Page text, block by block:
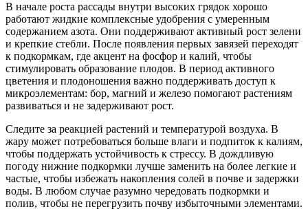
В начале роста рассады внутри высоких грядок хорошо
работают жидкие комплексные удобрения с умеренным
содержанием азота. Они поддерживают активный рост зелени
и крепкие стебли. После появления первых завязей переходят
к подкормкам, где акцент на фосфор и калий, чтобы
стимулировать образование плодов. В период активного
цветения и плодоношения важно поддерживать доступ к
микроэлементам: бор, магний и железо помогают растениям
развиваться и не задерживают рост.
Следите за реакцией растений и температурой воздуха. В
жару может потребоваться больше влаги и подпиток к калиям,
чтобы поддержать устойчивость к стрессу. В дождливую
погоду нижние подкормки лучше заменить на более легкие и
частые, чтобы избежать накопления солей в почве и задержки
воды. В любом случае разумно чередовать подкормки и
полив, чтобы не перегрузить почву избыточными элементами.